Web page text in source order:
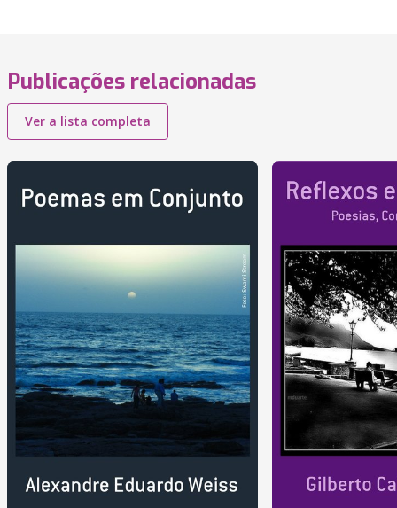
Publicações relacionadas
Ver a lista completa